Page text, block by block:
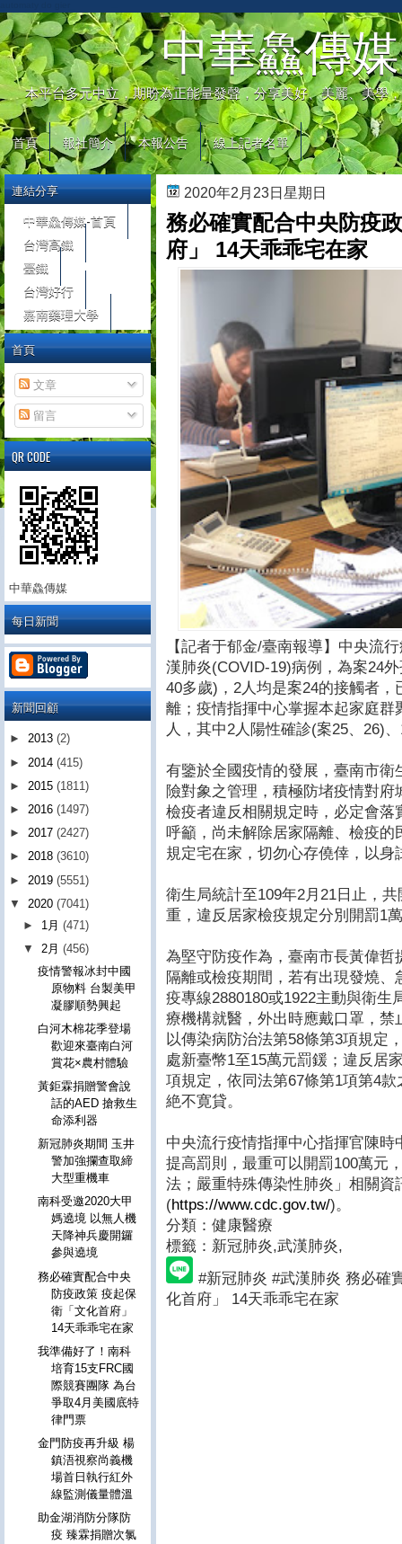
中華鱻傳媒
本平台多元中立，期盼為正能量發聲，分享美好、美麗、美學
首頁 報社簡介 本報公告 線上記者名單
2020年2月23日星期日
務必確實配合中央防疫
府」 14天乖乖宅在家
【記者于郁金/臺南報導】中央流
漢肺炎(COVID-19)病例，為案24
40多歲)，2人均是案24的接觸者
離；疫情指揮中心掌握本起家庭群
人，其中2人陽性確診(案25、26)
有鑒於全國疫情的發展，臺南市
險對象之管理，積極防堵疫情對
檢疫者違反相關規定時，必定會
呼籲，尚未解除居家隔離、檢疫
規定宅在家，切勿心存僥倖，以身
衛生局統計至109年2月21日止，
重，違反居家檢疫規定分別開罰1
為堅守防疫作為，臺南市長黃偉
隔離或檢疫期間，若有出現發燒
疫專線2880180或1922主動與衛
療機構就醫，外出時應戴口罩，
以傳染病防治法第58條第3項規定
處新臺幣1至15萬元罰鍰；違反居
項規定，依同法第67條第1項第4
絶不寛貸。
中央流行疫情指揮中心指揮官陳
提高罰則，最重可以開罰100萬元
法；嚴重特殊傳染性肺炎」相關
(https://www.cdc.gov.tw/)。
分類：健康醫療
標籤：新冠肺炎,武漢肺炎,
#新冠肺炎 #武漢肺炎 務必確
化首府」 14天乖乖宅在家
連結分享
中華鱻傳媒-首頁
台灣高鐵
臺鐵
台灣好行
嘉南藥理大學
首頁
文章
留言
QR CODE
中華鱻傳媒
每日新聞
新聞回顧
► 2013 (2)
► 2014 (415)
► 2015 (1811)
► 2016 (1497)
► 2017 (2427)
► 2018 (3610)
► 2019 (5551)
▼ 2020 (7041)
► 1月(471)
▼2月(456)
疫情警報冰封中國
原物料 台製美甲
凝膠順勢興起
白河木棉花季登場
歡迎來臺南白河
賞花×農村體驗
黃鉅霖捐贈警會說
話的AED 搶救生
命添利器
新冠肺炎期間 玉井
警加強攔查取締
大型重機車
南科受邀2020大甲
媽遶境 以無人機
天降神兵慶開鑼
參與遶境
務必確實配合中央
防疫政策 疫起保
衛「文化首府」
14天乖乖宅在家
我準備好了！南科
培育15支FRC國
際競賽團隊 為台
爭取4月美國底特
律門票
金門防疫再升級 楊
鎮浯視察尚義機
場首日執行紅外
線監測儀量體溫
助金湖消防分隊防
疫 臻霖捐贈次氯